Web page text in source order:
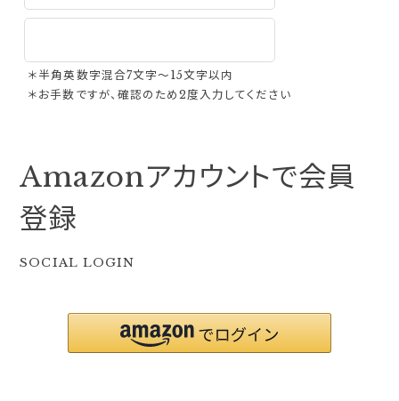
＊半角英数字混合7文字〜15文字以内
＊お手数ですが、確認のため2度入力してください
Amazonアカウントで会員
登録
SOCIAL LOGIN